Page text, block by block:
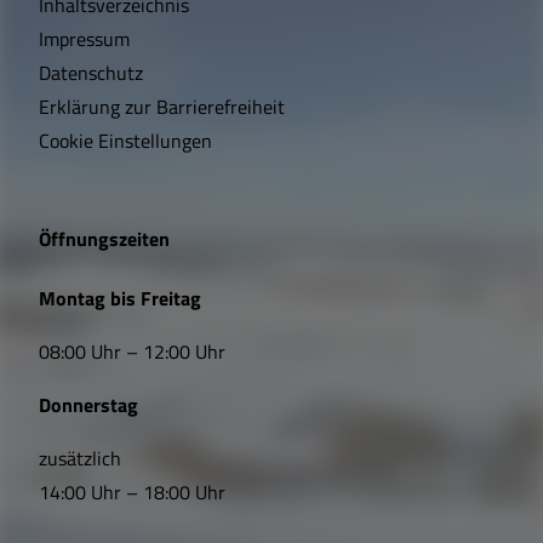
h
t
i
e
L
n
k
s
Impressum
Datenschutz
Erklärung zur Barrierefreiheit
Cookie Einstellungen
Öffnungszeiten
Montag bis Freitag
08:00 Uhr – 12:00 Uhr
Donnerstag
zusätzlich
14:00 Uhr – 18:00 Uhr